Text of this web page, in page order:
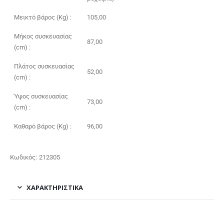
Μεικτό βάρος (Kg) : 105,00
Μήκος συσκευασίας
(cm) :
87,00
Πλάτος συσκευασίας
(cm) :
52,00
Ύψος συσκευασίας
(cm) :
73,00
Καθαρό βάρος (Kg) : 96,00
Κωδικός: 212305
ΧΑΡΑΚΤΗΡΙΣΤΙΚΑ